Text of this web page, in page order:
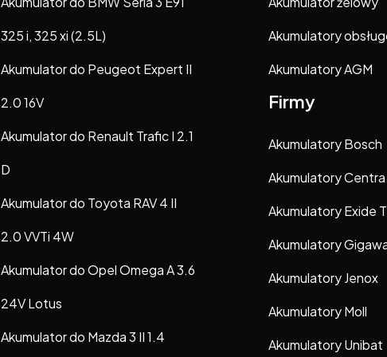
325 i, 325 xi (2.5L)
Akumulator do Peugeot Expert II
2.0 16V
Akumulator do Renault Trafic I 2.1
D
Akumulator do Toyota RAV 4 II
2.0 VVTi 4W
Akumulator do Opel Omega A 3.6
24V Lotus
Akumulator do Mazda 3 II 1.4
Akumulatory
Akumulatory AGM
Firmy
Akumulatory Bosch
Akumulatory Centra
Akumulatory Exide
Akumulatory
Akumulatory Jenox
Akumulatory Moll
Akumulatory Unibat